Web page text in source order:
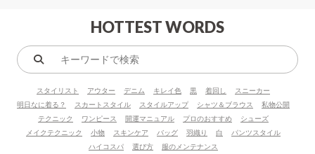
HOTTEST WORDS
キ
ワ
ー
ド
で
スタイリスト アウター デニム キレイ色 黒 着回し
スニーカー
明日なに着る？
スカートスタイル スタイルアップ シャツ＆ブラウス
私物公開
テクニック
ワンピース 開運マニュアル プロのおすすめ
シューズ
メイクテクニック
小物 スキンケア バッグ 羽織り 白
パンツスタイル
ハイコスパ
選び方 服のメンテナンス